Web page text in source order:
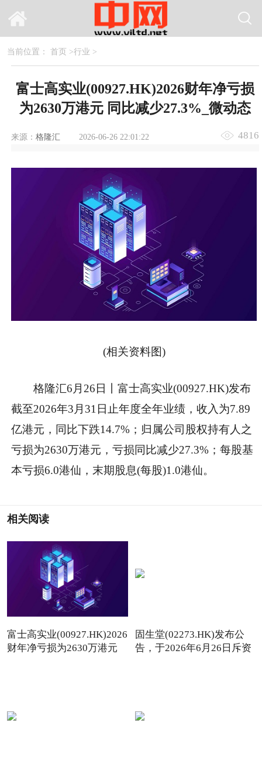
当前位置： 首页 >行业 >
富士高实业(00927.HK)2026财年净亏损
为2630万港元 同比减少27.3%_微动态
来源： 格隆汇 2026-06-26 22:01:22 4816
(相关资料图)
格隆汇6月26日丨富士高实业(00927.HK)发布
截至2026年3月31日止年度全年业绩，收入为7.89
亿港元，同比下跌14.7%；归属公司股权持有人之
亏损为2630万港元，亏损同比减少27.3%；每股基
本亏损6.0港仙，末期股息(每股)1.0港仙。
相关阅读
富士高实业(00927.HK)2026
财年净亏损为2630万港元
固生堂(02273.HK)发布公
告，于2026年6月26日斥资